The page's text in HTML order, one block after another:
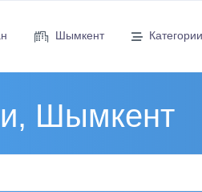
Шымкент Категории
Шымкент